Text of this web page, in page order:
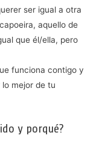
ser igual a otra
aquello de
que él/ella, pero
funciona contigo y
mejor de tu
y porqué?